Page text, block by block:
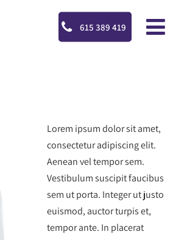
615 389 419
Lorem ipsum dolor sit amet,
consectetur adipiscing elit.
Aenean vel tempor sem.
Vestibulum suscipit faucibus
sem ut porta. Integer ut justo
euismod, auctor turpis et,
tempor ante. In placerat